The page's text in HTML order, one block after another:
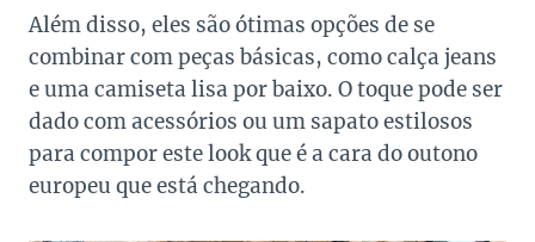
Além disso, eles são ótimas opções de se
combinar com peças básicas, como calça jeans
e uma camiseta lisa por baixo. O toque pode ser
dado com acessórios ou um sapato estilosos
para compor este look que é a cara do outono
europeu que está chegando.